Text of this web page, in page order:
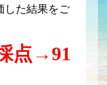
した結果をご
点→91